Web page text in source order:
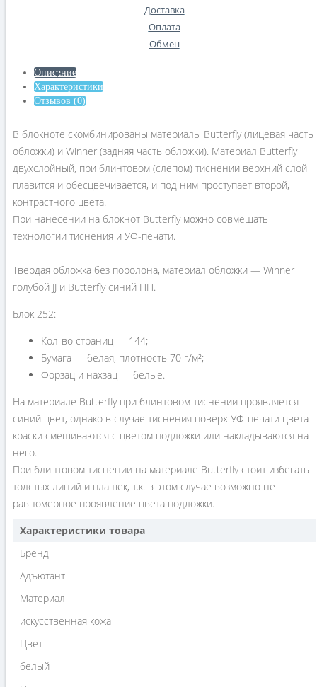
Доставка
Оплата
Обмен
Описание
Характеристики
Отзывов (0)
В блокноте скомбинированы материалы Butterfly (лицевая часть
обложки) и Winner (задняя часть обложки). Материал Butterfly
двухслойный, при блинтовом (слепом) тиснении верхний слой
плавится и обесцвечивается, и под ним проступает второй,
контрастного цвета.
При нанесении на блокнот Butterfly можно совмещать
технологии тиснения и УФ-печати.
Твердая обложка без поролона, материал обложки — Winner
голубой JJ и Butterfly синий HH.
Блок 252:
Кол-во страниц — 144;
Бумага — белая, плотность 70 г/м²;
Форзац и нахзац — белые.
На материале Butterfly при блинтовом тиснении проявляется
синий цвет, однако в случае тиснения поверх УФ-печати цвета
краски смешиваются с цветом подложки или накладываются на
него.
При блинтовом тиснении на материале Butterfly стоит избегать
толстых линий и плашек, т.к. в этом случае возможно не
равномерное проявление цвета подложки.
Характеристики товара
Бренд
Адъютант
Материал
искусственная кожа
Цвет
белый